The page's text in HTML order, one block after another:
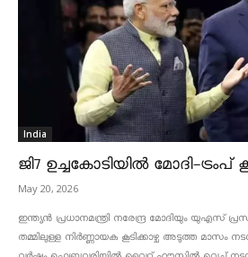
India
ജി7 ഉച്ചകോടിയിൽ മോദി-ട്രംപ്
May 20, 2026
ഇന്ത്യൻ പ്രധാനമന്ത്രി നരേന്ദ്ര മോദിയും യുഎസ്
തമ്മിലുള്ള നിർണ്ണായക കൂടിക്കാഴ്ച അടുത്ത മാസം